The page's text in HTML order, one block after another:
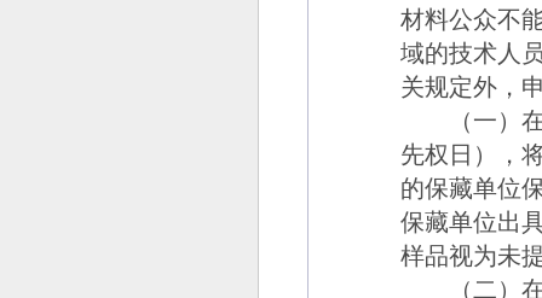
材料公众不
域的技术人
关规定外，
（一）在
先权日），
的保藏单位
保藏单位出
样品视为未
（二）在